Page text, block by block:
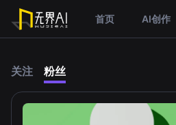
首页 AI创作
关注 粉丝